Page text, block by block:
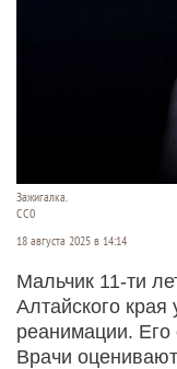
Зажигалка.
CC0
18 августа 2025 в 14:14
Мальчик 11-ти
Алтайского
реанимации.
Врачи